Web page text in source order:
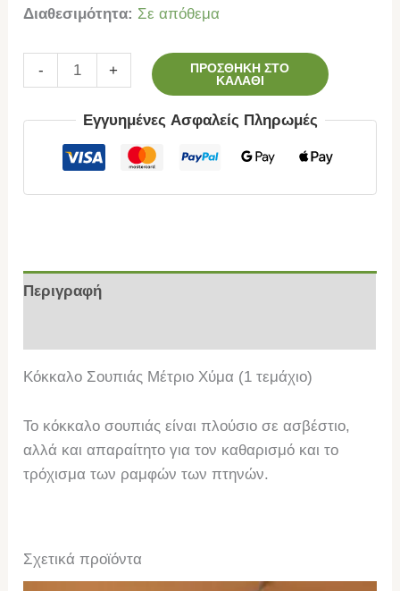
Διαθεσιμότητα: Σε απόθεμα
- +
ΠΡΟΣΘΉΚΗ ΣΤΟ
ΚΑΛΆΘΙ
Εγγυημένες Ασφαλείς Πληρωμές
Περιγραφή
Κόκκαλο Σουπιάς Μέτριο Χύμα (1 τεμάχιο)
Το κόκκαλο σουπιάς είναι πλούσιο σε ασβέστιο,
αλλά και απαραίτητο για τον καθαρισμό και το
τρόχισμα των ραμφών των πτηνών.
Σχετικά προϊόντα